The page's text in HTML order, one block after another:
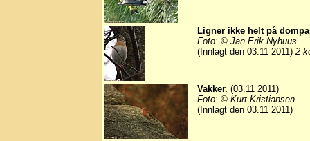
Ligner ikke helt på
Foto: © Jan Erik Nyhuus
(Innlagt den 03.11 2011) 2
Vakker. (03.11 2011)
Foto: © Kurt Kristiansen
(Innlagt den 03.11 2011)